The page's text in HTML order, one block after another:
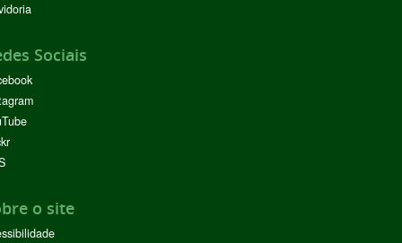
Sociais
o site